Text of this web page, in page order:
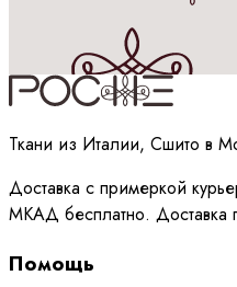
Принимаюполитику
Ткани из Италии, Сшито в
Доставка с примеркой
МКАД бесплатно. Доставка
Помощь